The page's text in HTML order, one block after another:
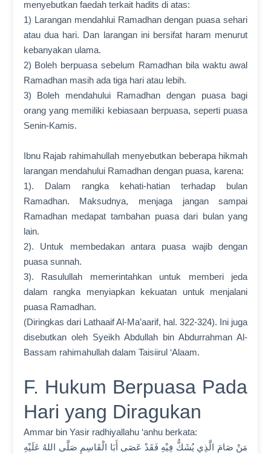
menyebutkan faedah terkait hadits di atas:
1) Larangan mendahlui Ramadhan dengan puasa sehari
atau dua hari. Dan larangan ini bersifat haram menurut
kebanyakan ulama.
2) Boleh berpuasa sebelum Ramadhan bila waktu awal
Ramadhan masih ada tiga hari atau lebih.
3) Boleh mendahului Ramadhan dengan puasa bagi
orang yang memiliki kebiasaan berpuasa, seperti puasa
Senin-Kamis.
Ibnu Rajab rahimahullah menyebutkan beberapa hikmah
larangan mendahului Ramadhan dengan puasa, karena:
1). Dalam rangka kehati-hatian terhadap bulan
Ramadhan. Maksudnya, menjaga jangan sampai
Ramadhan medapat tambahan puasa dari bulan yang
lain.
2). Untuk membedakan antara puasa wajib dengan
puasa sunnah.
3). Rasulullah memerintahkan untuk memberi jeda
dalam rangka menyiapkan kekuatan untuk menjalani
puasa Ramadhan.
(Diringkas dari Lathaaif Al-Ma’aarif, hal. 322-324). Ini juga
disebutkan oleh Syeikh Abdullah bin Abdurrahman Al-
Bassam rahimahullah dalam Taisiirul ‘Alaam.
F. Hukum Berpuasa Pada
Hari yang Diragukan
Ammar bin Yasir radhiyallahu ‘anhu berkata:
مَنْ صَامَ الَّذِي يُشَكُّ فِيْهِ فَقَدْ عَصَی أَبَا الْقَاسِمِ صَلَّی اللهُ عَلَيْهِ